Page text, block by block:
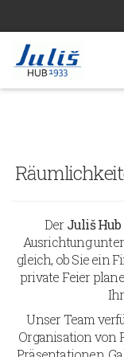
DerJuliš Hub
Ausrichtung
gleich, ob Sie ein
private Feier
Unser Team
Organisation von